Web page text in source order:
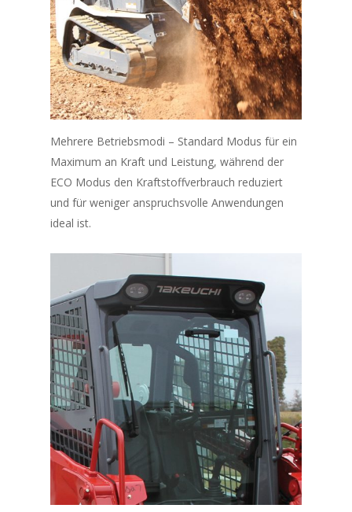
Mehrere Betriebsmodi – Standard Modus für ein
Maximum an Kraft und Leistung, während der
ECO Modus den Kraftstoffverbrauch reduziert
und für weniger anspruchsvolle Anwendungen
ideal ist.